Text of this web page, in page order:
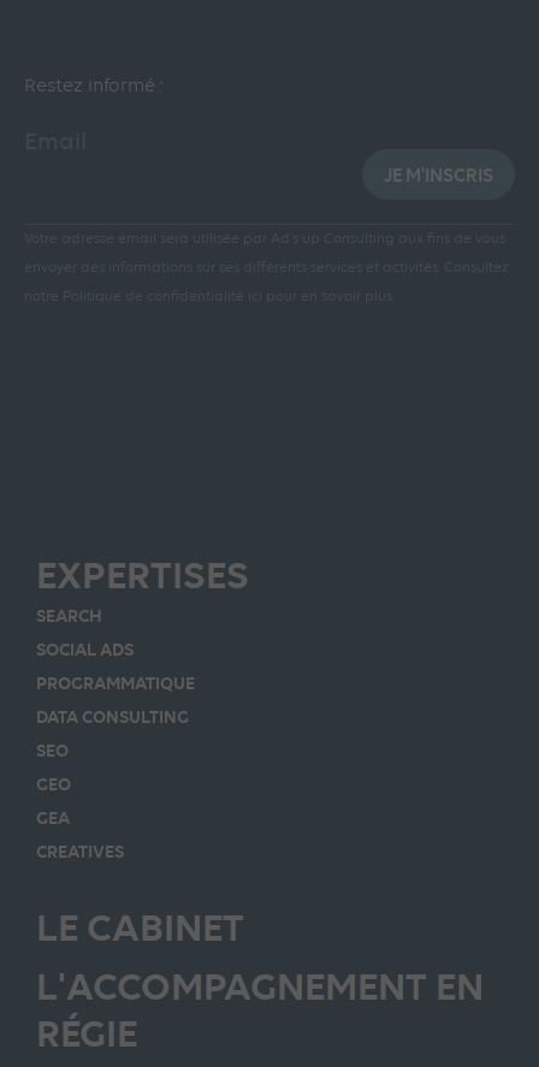
Restez informé :
JE M'INSCRIS
Votre adresse email sera utilisée par Ad’s up Consulting aux fins de vous
envoyer des informations sur ses différents services et activités.
Consultez
notre Politique de confidentialité ici pour en savoir plus
EXPERTISES
SEARCH
SOCIAL ADS
PROGRAMMATIQUE
DATA CONSULTING
SEO
GEO
GEA
CREATIVES
LE CABINET
L'ACCOMPAGNEMENT EN
RÉGIE